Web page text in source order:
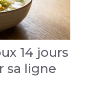
14 jours
sa ligne